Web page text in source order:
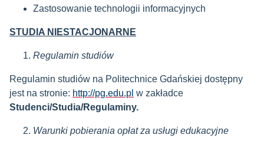
Zastosowanie technologii informacyjnych
STUDIA NIESTACJONARNE
Regulamin studiów
Regulamin studiów na Politechnice Gdańskiej dostępny
jest na stronie: http://pg.edu.pl w zakładce
Studenci/Studia/Regulaminy.
Warunki pobierania opłat za usługi edukacyjne